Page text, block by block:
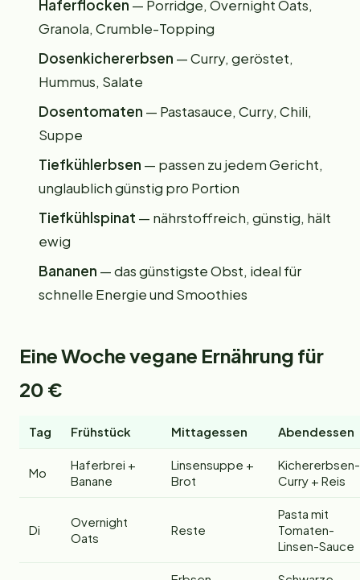
Haferflocken — Porridge, Overnight Oats,
Granola, Crumble-Topping
Dosenkichererbsen — Curry, geröstet,
Hummus, Salate
Dosentomaten — Pastasauce, Curry, Chili,
Suppe
Tiefkühlerbsen — passen zu jedem Gericht,
unglaublich günstig pro Portion
Tiefkühlspinat — nährstoffreich, günstig, hält
ewig
Bananen — das günstigste Obst, ideal für
schnelle Energie und Smoothies
Eine Woche vegane Ernährung für
20 €
Tag Frühstück Mittagessen Abendessen
Mo
Haferbrei +
Banane
Linsensuppe +
Brot
Kichererbsen-
Curry + Reis
Di
Overnight
Oats
Reste
Pasta mit
Tomaten-
Linsen-Sauce